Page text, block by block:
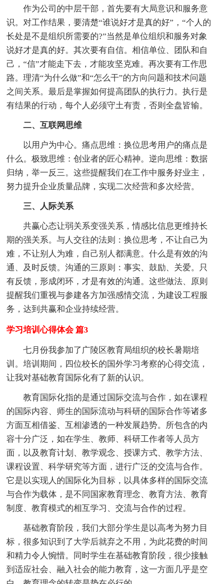
作为公司的中层干部，首先要有大局意识和服务意
识。对工作结果，要清楚“谁说好才是真的好”，“个人的
长处是不是组织所需要的?”当然是单位组织和服务对象
说好才是真的好。其次要有自信。相信单位、团队和自
己，“信”才能走下去，才能攻坚克难。再次要有工作思
路。理清“为什么做”和“怎么干”的方向问题和技术问题
之间关系。最后是掌握如何提高团队的执行力。执行是
有结果的行动，每个人必须守土有责，否则全盘皆输。
二、互联网思维
以用户为中心。痛点思维：换位思考用户的痛点是
什么。极致思维：创业者的匠心精神。逆向思维：数据
归纳，举一反三。这些提醒我们在工作中服务好业主，
努力提升企业质量品牌，实现二次经营和多次经营。
三、人际关系
共赢心态让弱关系变强关系，情感比信息更维持长
期的强关系。与人交往的法则：换位思考，不让自己为
难，不让别人为难，自己别人都满意。什么是有效的沟
通、及时反馈。沟通的三原则：事实、鼓励、关爱。只
有反馈，形成闭环，才是有效的沟通。这些做法、原则
提醒我们重视与参建各方加强感情交流，为建设工程服
务，达到共赢和企业持续经营。
学习培训心得体会 篇3
七月份我参加了广陵区教育局组织的校长暑期培
训。培训期间，四位校长的国外学习考察的心得交流，
让我对基础教育国际化有了新的认识。
教育国际化指的是通过国际交流与合作，如在课程
的国际内容、师生的国际流动与科研的国际合作等诸多
方面互相借鉴、互相渗透的一种发展趋势。所包含的内
容十分广泛，如在学生、教师、科研工作者等人员方
面，以及教育计划、教学观念、授课方式、教学方法、
课程设置、科学研究等方面，进行广泛的交流与合作。
它是以实现人的国际化为目标，以具体多样的国际交流
与合作为载体，是不同国家教育理念、教育方法、教育
制度、教育模式的相互学习、交流与合作的过程。
基础教育阶段，我们大部分学生是以高考为努力目
标，很多知识到了大学后就弃之不用，为此花费的时间
和精力令人惋惜。同时学生在基础教育阶段，很少接触
到适应社会、融入社会的能力教育，这一方面几乎是空